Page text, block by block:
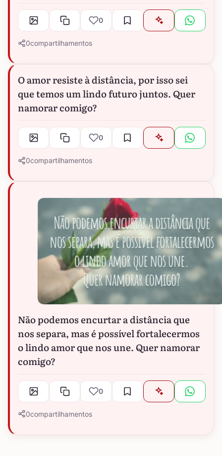
0
0compartilhamentos
O amor resiste à distância, por isso sei
que temos um lindo futuro juntos. Quer
namorar comigo?
0
0compartilhamentos
Não podemos encurtar a distância que
nos separa, mas é possível fortalecermos
o lindo amor que nos une. Quer namorar
comigo?
0
0compartilhamentos